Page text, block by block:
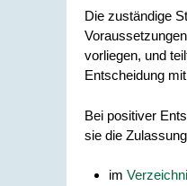
Die zuständige
vorliegen, und
Entscheidung
Bei positiver
sie die Zulassung
im